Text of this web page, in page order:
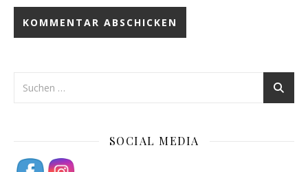
SOCIAL MEDIA